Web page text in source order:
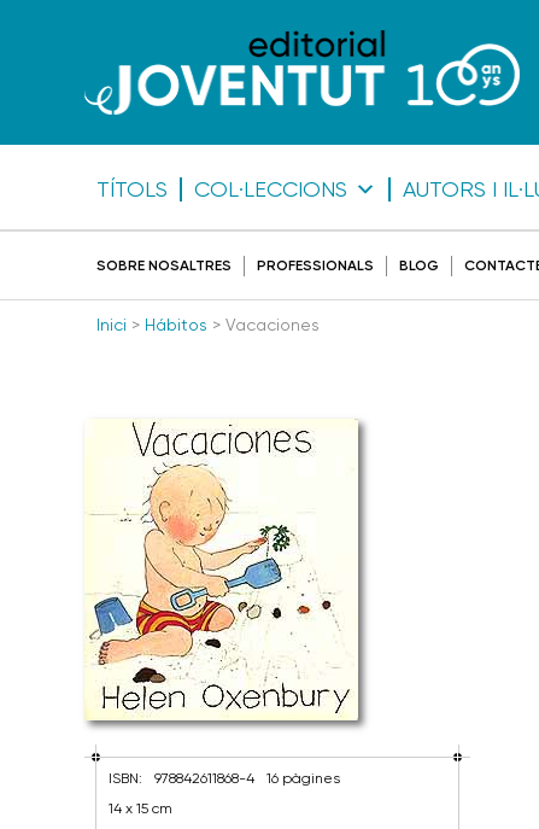
TÍTOLS COL·LECCIONS AUTORS I
SOBRE NOSALTRES PROFESSIONALS BLOG
Inici > Hábitos > Vacaciones
ISBN:
978842611868-4
14 x 15 cm
16 pàgines